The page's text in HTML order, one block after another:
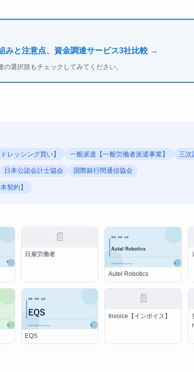
みと注意点、資金調達サービス3社比較 →
選択肢もチェックしてみてください。
レッシング買い】 一般派遣【一般労働者派遣事業】 三次
日本公認会計士協会 国際銀行間通信協会
契約】
📄
日雇労働者
Autel Robotics
EQS
📄
Invoice【インボイス】